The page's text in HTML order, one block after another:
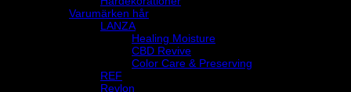
Varumärken hår
LANZA
Healing Moisture
CBD Revive
Color Care & Preserving
REF
Revlon